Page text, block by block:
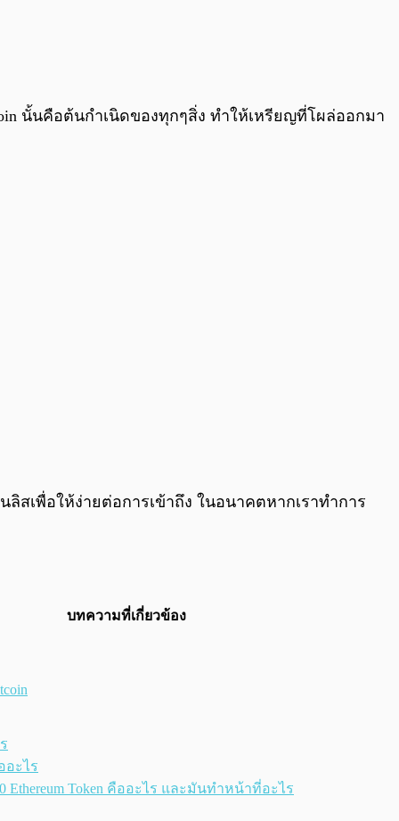
นั้นคือต้นกำเนิดของทุกๆสิ่ง ทำให้เหรียญที่โผล่ออกมา
สเพื่อให้ง่ายต่อการเข้าถึง ในอนาคตหากเราทำการ
บทความที่เกี่ยวข้อง
อะไร
Ethereum Token คืออะไร และมันทำหน้าที่อะไร